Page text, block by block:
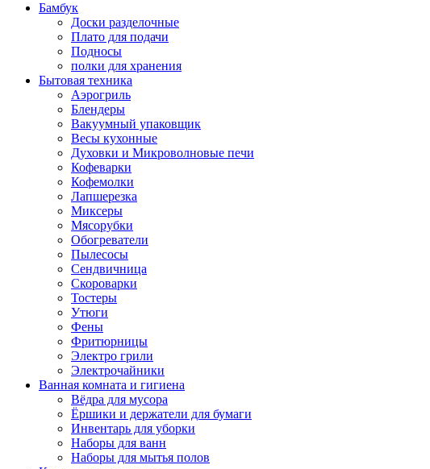
Бамбук
Доски разделочные
Плато для подачи
Подносы
полки для хранения
Бытовая техника
Аэрогриль
Блендеры
Вакуумный упаковщик
Весы кухонные
Духовки и Микроволновые печи
Кофеварки
Кофемолки
Лапшерезка
Миксеры
Мясорубки
Обогреватели
Пылесосы
Сендвичница
Скороварки
Тостеры
Утюги
Фены
Фритюрницы
Электро грили
Электрочайники
Ванная комната и гигиена
Вёдра для мусора
Ёршики и держатели для бумаги
Инвентарь для уборки
Наборы для ванн
Наборы для мытья полов